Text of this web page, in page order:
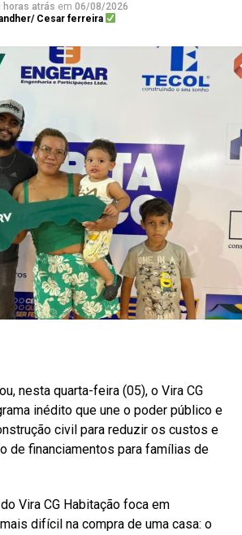
horas atrás em 06/08/2026
Cesar ferreira
nesta quarta-feira (05), o Vira CG
inédito que une o poder público e
civil para reduzir os custos e
de financiamentos para famílias de
Vira CG Habitação foca em
difícil na compra de uma casa: o